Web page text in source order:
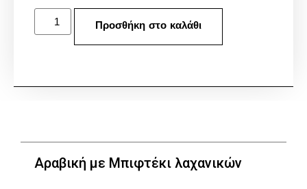
Προσθήκη στο καλάθι
Αραβική με Μπιφτέκι λαχανικών